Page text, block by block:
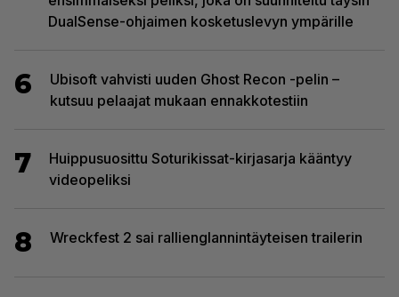
DualSense-ohjaimen kosketuslevyn ympärille
6
Ubisoft vahvisti uuden Ghost Recon -pelin –
kutsuu pelaajat mukaan ennakkotestiin
7
Huippusuosittu Soturikissat-kirjasarja kääntyy
videopeliksi
8 Wreckfest 2 sai rallienglannintäyteisen trailerin